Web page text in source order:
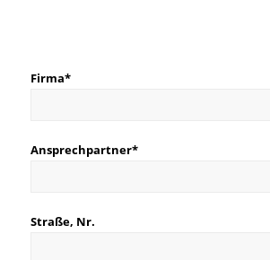
Firma*
Ansprechpartner*
Straße, Nr.